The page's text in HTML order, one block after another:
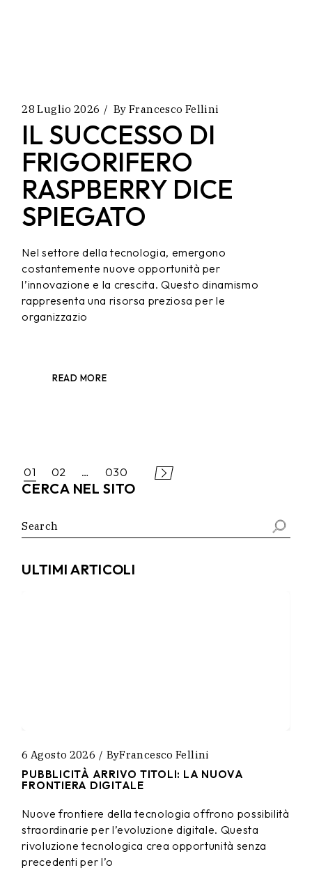
28 Luglio 2026 By Francesco Fellini
IL SUCCESSO DI
FRIGORIFERO
RASPBERRY DICE
SPIEGATO
Nel settore della tecnologia, emergono
costantemente nuove opportunità per
l’innovazione e la crescita. Questo dinamismo
rappresenta una risorsa preziosa per le
organizzazio
READ MORE
PAGINAZIONE
DEGLI
ARTICOLI
01 02 … 030
CERCA NEL SITO
Search
for:
ULTIMI ARTICOLI
6 Agosto 2026 ByFrancesco Fellini
PUBBLICITÀ ARRIVO TITOLI: LA NUOVA
FRONTIERA DIGITALE
Nuove frontiere della tecnologia offrono possibilità
straordinarie per l’evoluzione digitale. Questa
rivoluzione tecnologica crea opportunità senza
precedenti per l’o